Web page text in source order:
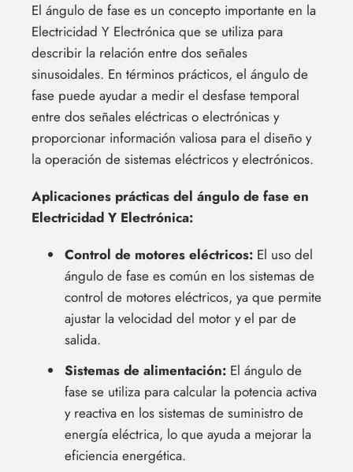
El ángulo de fase es un concepto importante en la
Electricidad Y Electrónica que se utiliza para
describir la relación entre dos señales
sinusoidales. En términos prácticos, el ángulo de
fase puede ayudar a medir el desfase temporal
entre dos señales eléctricas o electrónicas y
proporcionar información valiosa para el diseño y
la operación de sistemas eléctricos y electrónicos.
Aplicaciones prácticas del ángulo de fase en
Electricidad Y Electrónica:
Control de motores eléctricos: El uso del
ángulo de fase es común en los sistemas de
control de motores eléctricos, ya que permite
ajustar la velocidad del motor y el par de
salida.
Sistemas de alimentación: El ángulo de
fase se utiliza para calcular la potencia activa
y reactiva en los sistemas de suministro de
energía eléctrica, lo que ayuda a mejorar la
eficiencia energética.